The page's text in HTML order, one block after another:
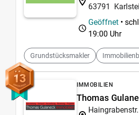
63791
Geöffnet •
19:00 Uhr
Grundstücksmakler
13 IMMOBILIEN
Thomas